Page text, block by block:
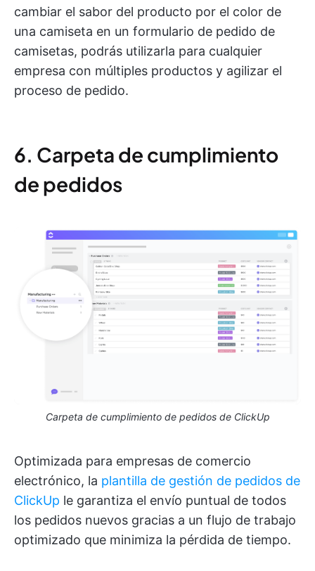
cambiar el sabor del producto por el color de
una camiseta en un formulario de pedido de
camisetas, podrás utilizarla para cualquier
empresa con múltiples productos y agilizar el
proceso de pedido.
6. Carpeta de cumplimiento
de pedidos
Carpeta de cumplimiento de pedidos de ClickUp
Optimizada para empresas de comercio
electrónico, la plantilla de gestión de pedidos de
ClickUp le garantiza el envío puntual de todos
los pedidos nuevos gracias a un flujo de trabajo
optimizado que minimiza la pérdida de tiempo.